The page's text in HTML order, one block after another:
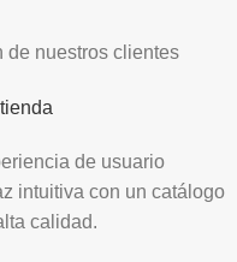
de nuestros clientes
de usuario
intuitiva con un catálogo
calidad.